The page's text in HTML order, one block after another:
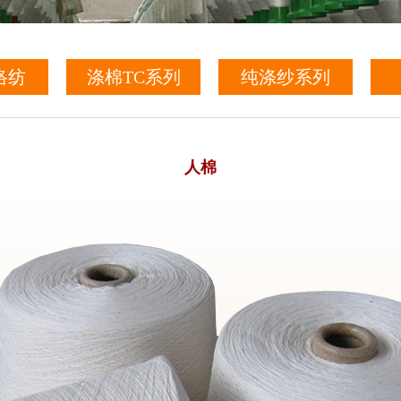
纺 涤棉TC系列 纯涤纱系列
人棉